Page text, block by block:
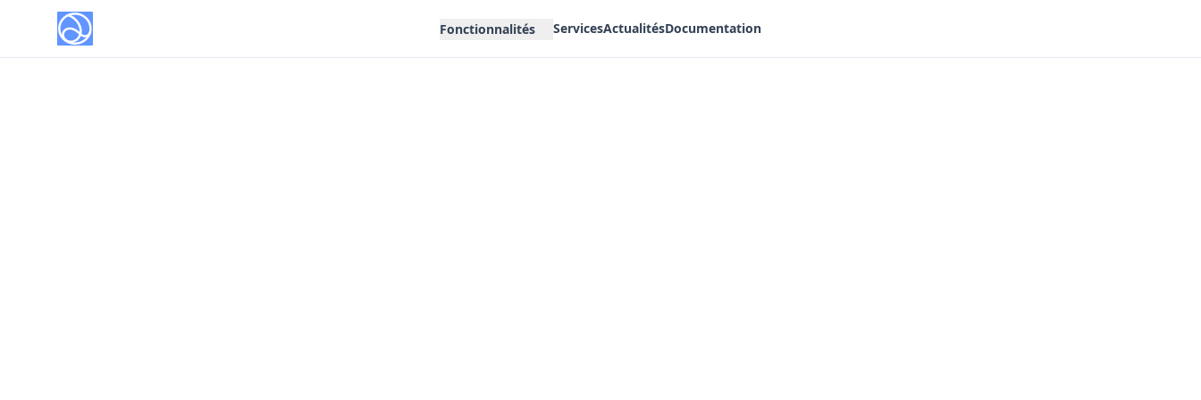
Fonctionnalités ServicesActualitésDocumentation